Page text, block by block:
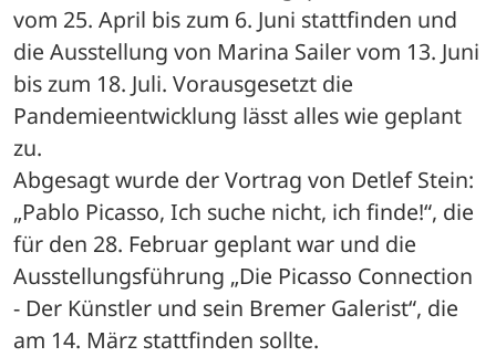
vom 25. April bis zum 6. Juni stattfinden und
die Ausstellung von Marina Sailer vom 13. Juni
bis zum 18. Juli. Vorausgesetzt die
Pandemieentwicklung lässt alles wie geplant
zu.
Abgesagt wurde der Vortrag von Detlef Stein:
„Pablo Picasso, Ich suche nicht, ich finde!“, die
für den 28. Februar geplant war und die
Ausstellungsführung „Die Picasso Connection
- Der Künstler und sein Bremer Galerist“, die
am 14. März stattfinden sollte.